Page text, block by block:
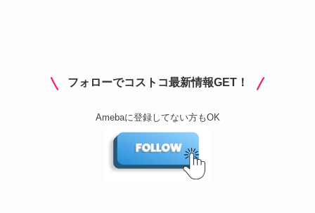
フォローでコストコ最新情報GET！
Amebaに登録してない方もOK